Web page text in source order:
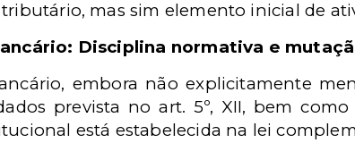
mas sim elemento inicial de
Disciplina normativa e
embora não explicitamente
prevista no art. 5º, XII, bem
está estabelecida na lei